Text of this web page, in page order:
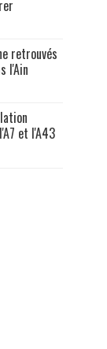
retrouvés
l'Ain
et l'A43